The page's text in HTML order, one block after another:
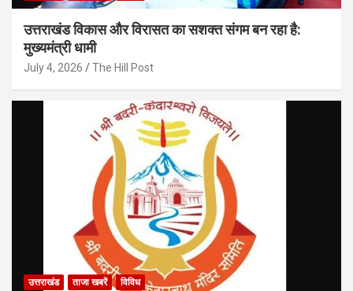
उत्तराखंड विकास और विरासत का सशक्त संगम बन रहा है:
मुख्यमंत्री धामी
July 4, 2026 The Hill Post
उत्तराखंड ताजा खबरें विविध